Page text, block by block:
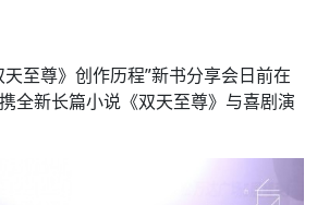
至尊》创作历程”新书分享会日前在
全新长篇小说《双天至尊》与喜剧演